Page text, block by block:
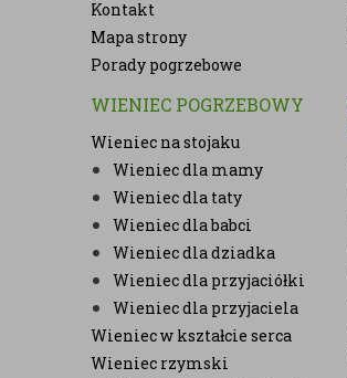
Kontakt
Mapa strony
Porady pogrzebowe
WIENIEC POGRZEBOWY
Wieniec na stojaku
Wieniec dla mamy
Wieniec dla taty
Wieniec dla babci
Wieniec dla dziadka
Wieniec dla przyjaciółki
Wieniec dla przyjaciela
Wieniec w kształcie serca
Wieniec rzymski